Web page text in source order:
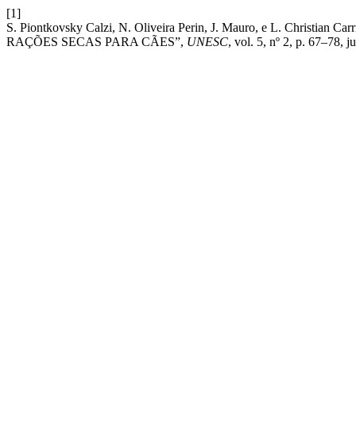
[1]
S. Piontkovsky Calzi, N. Oliveira Perin, J. Mauro, e L. Christian
RAÇÕES SECAS PARA CÃES”, UNESC, vol. 5, nº 2, p. 67–78,